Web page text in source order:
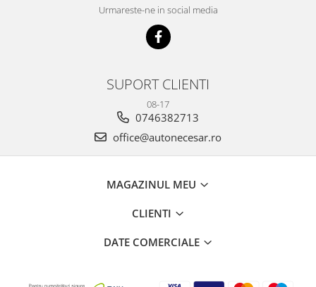
Urmareste-ne in social media
SUPORT CLIENTI
08-17
0746382713
office@autonecesar.ro
MAGAZINUL MEU
CLIENTI
DATE COMERCIALE